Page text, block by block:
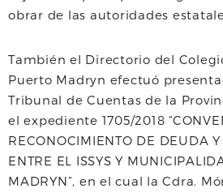
obrar de las autoridades
También el Directorio del
Puerto Madryn efectuó
Tribunal de Cuentas de la
el expediente 1705/2018
RECONOCIMIENTO DE DEUDA
ENTRE EL ISSYS Y
MADRYN”, en el cual la Cdra.